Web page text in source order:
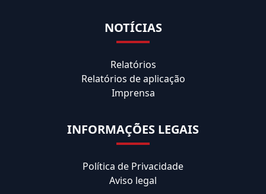
NOTÍCIAS
Relatórios
Relatórios de aplicação
Imprensa
INFORMAÇÕES LEGAIS
Política de Privacidade
Aviso legal